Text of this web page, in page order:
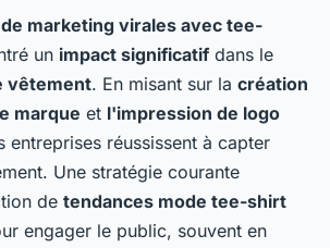
marketing virales avec tee-
un impact significatif dans le
vêtement. En misant sur la création
marque et l'impression de logo
entreprises réussissent à capter
Une stratégie courante
de tendances mode tee-shirt
engager le public, souvent en